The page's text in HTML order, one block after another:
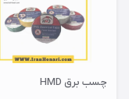
چسب برق HMD